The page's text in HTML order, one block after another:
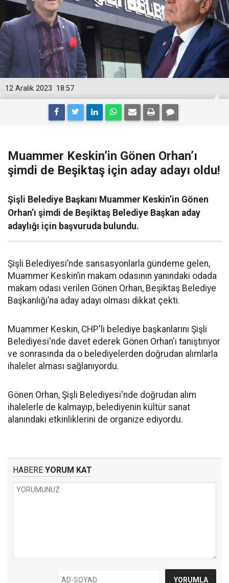
18:57
12 Aralık 2023
Muammer Keskin’in Gönen Orhan’ı
şimdi de Beşiktaş için aday adayı oldu!
Şişli Belediye Başkanı Muammer Keskin’in Gönen
Orhan’ı şimdi de Beşiktaş Belediye Başkan aday
adaylığı için başvuruda bulundu.
Şişli Belediyesi’nde sansasyonlarla gündeme gelen,
Muammer Keskin’in makam odasının yanındaki odada
makam odası verilen Gönen Orhan, Beşiktaş Belediye
Başkanlığı’na aday adayı olması dikkat çekti.
Muammer Keskin, CHP'li belediye başkanlarını Şişli
Belediyesi'nde davet ederek Gönen Orhan'ı tanıştırıyor
ve sonrasında da o belediyelerden doğrudan alımlarla
ihaleler alması sağlanıyordu.
Gönen Orhan, Şişli Belediyesi'nde doğrudan alım
ihalelerle de kalmayıp, belediyenin kültür sanat
alanındaki etkinliklerini de organize ediyordu.
HABERE YORUM KAT